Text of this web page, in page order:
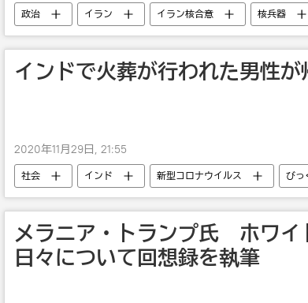
政治 イラン イラン核合意 核兵器
インドで火葬が行われた男性が
2020年11月29日, 21:55
社会 インド 新型コロナウイルス びっ
メラニア・トランプ氏 ホワイ
日々について回想録を執筆